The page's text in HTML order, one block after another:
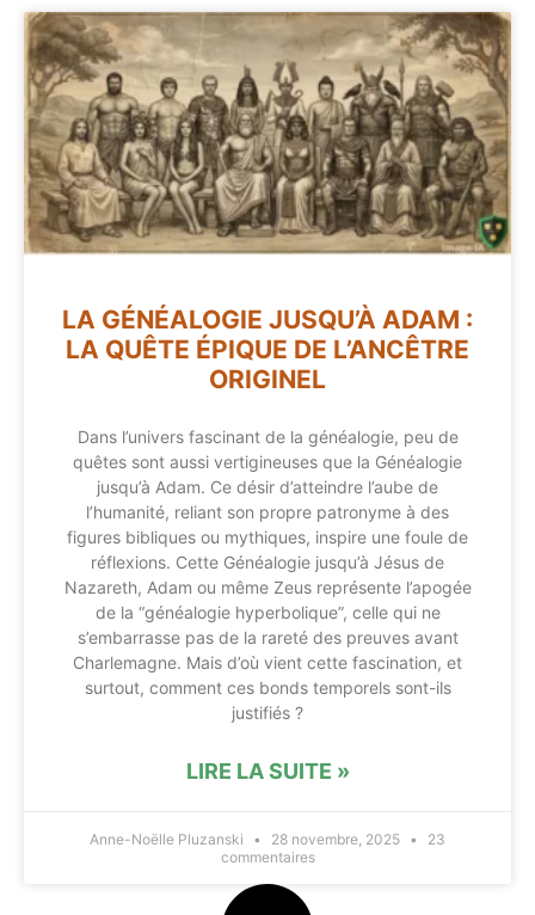
LA GÉNÉALOGIE JUSQU’À ADAM :
LA QUÊTE ÉPIQUE DE L’ANCÊTRE
ORIGINEL
Dans l’univers fascinant de la généalogie, peu de
quêtes sont aussi vertigineuses que la Généalogie
jusqu’à Adam. Ce désir d’atteindre l’aube de
l’humanité, reliant son propre patronyme à des
figures bibliques ou mythiques, inspire une foule de
réflexions. Cette Généalogie jusqu’à Jésus de
Nazareth, Adam ou même Zeus représente l’apogée
de la “généalogie hyperbolique”, celle qui ne
s’embarrasse pas de la rareté des preuves avant
Charlemagne. Mais d’où vient cette fascination, et
surtout, comment ces bonds temporels sont-ils
justifiés ?
LIRE LA SUITE »
Anne-Noëlle Pluzanski 28 novembre, 2025
23
commentaires